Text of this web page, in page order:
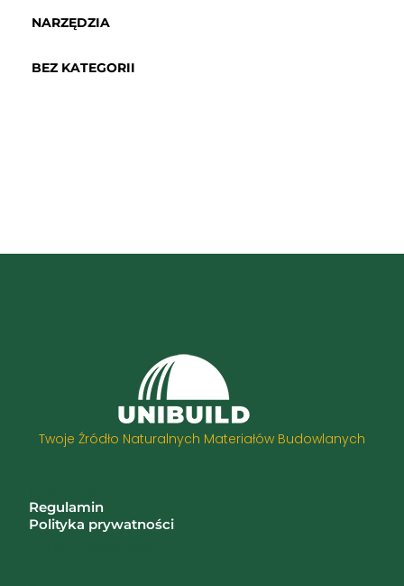
NARZĘDZIA
BEZ KATEGORII
Twoje Źródło Naturalnych Materiałów Budowlanych
Regulamin
Polityka prywatności